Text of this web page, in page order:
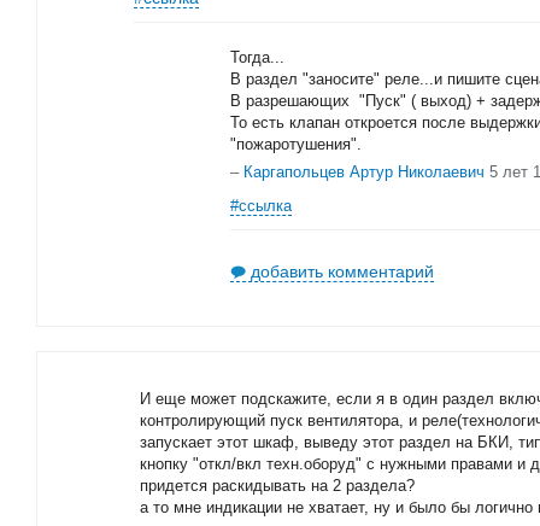
Тогда...
В раздел "заносите" реле...и пишите
В разрешающих "Пуск" ( выход) +
То есть клапан откроется после
"пожаротушения".
– Каргапольцев Артур Николаевич 5 лет
#ссылка
добавить комментарий
И еще может подскажите, если я в один раздел
контролирующий пуск вентилятора, и
запускает этот шкаф, выведу этот раздел на БКИ,
кнопку "откл/вкл техн.оборуд" с нужными правами и
придется раскидывать на 2 раздела?
а то мне индикации не хватает, ну и было бы